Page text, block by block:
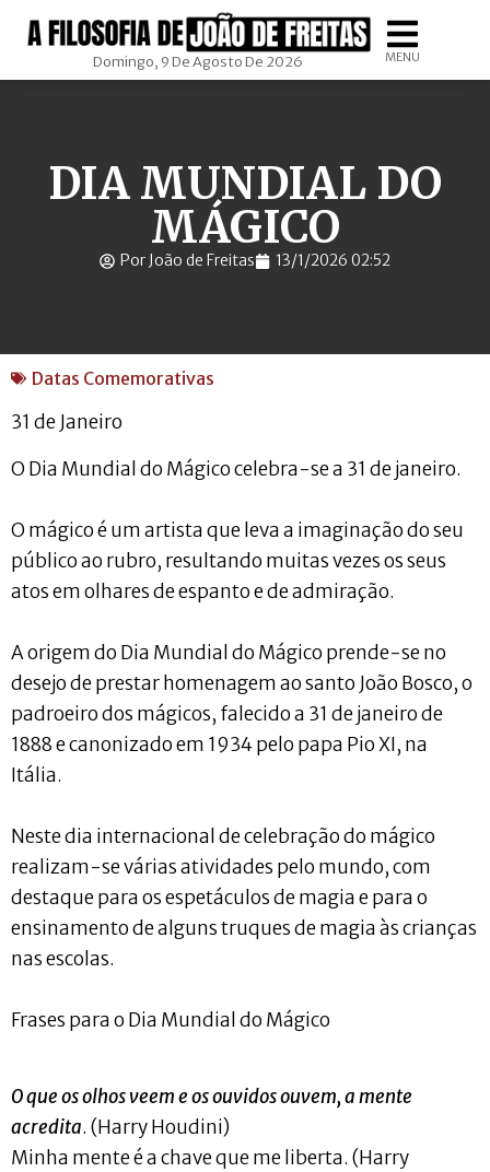
Domingo, 9 De Agosto De 2026 MENU
DIA MUNDIAL DO
MÁGICO
Por João de Freitas 13/1/2026 02:52
Datas Comemorativas
31 de Janeiro
O Dia Mundial do Mágico celebra-se a 31 de janeiro.
O mágico é um artista que leva a imaginação do seu
público ao rubro, resultando muitas vezes os seus
atos em olhares de espanto e de admiração.
A origem do Dia Mundial do Mágico prende-se no
desejo de prestar homenagem ao santo João Bosco, o
padroeiro dos mágicos, falecido a 31 de janeiro de
1888 e canonizado em 1934 pelo papa Pio XI, na
Itália.
Neste dia internacional de celebração do mágico
realizam-se várias atividades pelo mundo, com
destaque para os espetáculos de magia e para o
ensinamento de alguns truques de magia às crianças
nas escolas.
Frases para o Dia Mundial do Mágico
O que os olhos veem e os ouvidos ouvem, a mente
acredita. (Harry Houdini)
Minha mente é a chave que me liberta. (Harry